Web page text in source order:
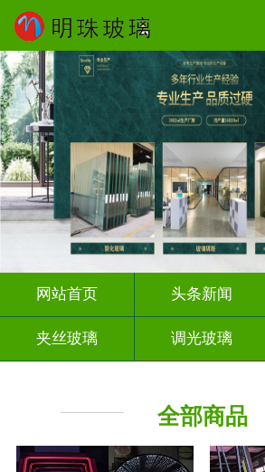
网站首页 头条新闻
夹丝玻璃 调光玻璃
其它玻璃
全部商品